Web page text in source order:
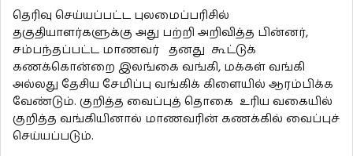
தெரிவு செய்யப்பட்ட புலமைப்பரிசில்
தகுதியாளர்களுக்கு அது பற்றி அறிவித்த பின்னர்,
சம்பந்தப்பட்ட மாணவர் தனது கூட்டுக்
கணக்கொன்றை இலங்கை வங்கி, மக்கள் வங்கி
அல்லது தேசிய சேமிப்பு வங்கிக் கிளையில் ஆரம்பிக்க
வேண்டும். குறித்த வைப்புத் தொகை உரிய வகையில்
குறித்த வங்கியினால் மாணவரின் கணக்கில் வைப்புச்
செய்யப்படும்.